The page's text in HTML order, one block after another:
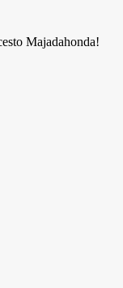
Majadahonda!